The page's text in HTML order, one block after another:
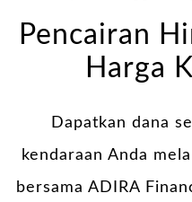
Pencairan
Harga
Dapatkan dana
kendaraan Anda
bersama ADIRA